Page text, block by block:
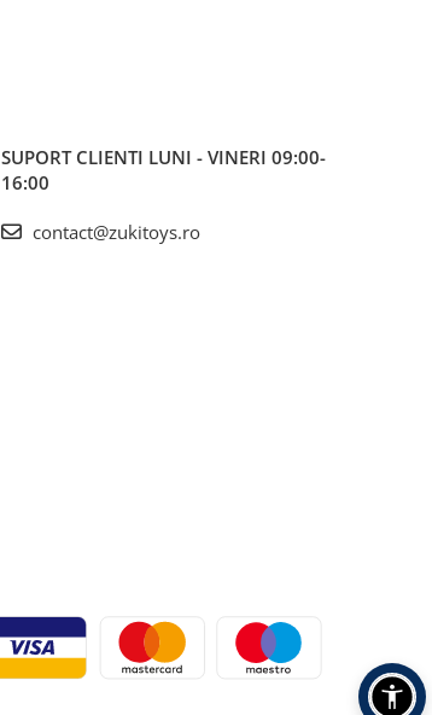
SUPORT CLIENTI LUNI - VINERI 09:00-
16:00
contact@zukitoys.ro